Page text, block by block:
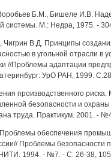
Б.М., Бишеле И.В.
системы. М.: Недра, 1975. -
Чигрин В.Д. Принципы
в угольной отрасли в
//Проблемы адаптации
УрО РАН, 1999.
производственного риска.
безопасности и охраны
труда. Практикум. 2001. -
обеспечения
Проблемы безопасности
1994. - №7. - С. 26-38,